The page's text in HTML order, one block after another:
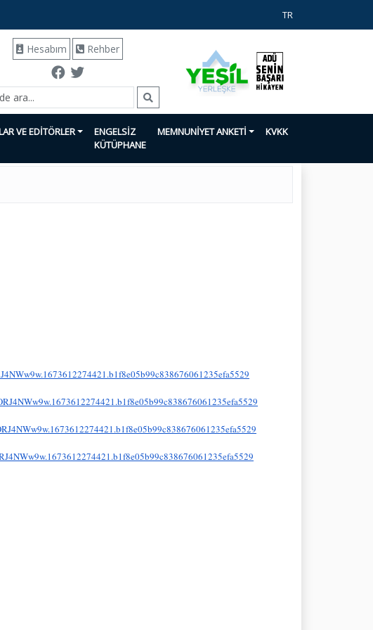
TR
Hesabım Rehber
VE EDİTÖRLER
ENGELSİZ
KÜTÜPHANE
MEMNUNİYET ANKETİ KVKK
1673612274421.b1f8e05b99c838676061235efa5529
1673612274421.b1f8e05b99c838676061235efa5529
1673612274421.b1f8e05b99c838676061235efa5529
1673612274421.b1f8e05b99c838676061235efa5529